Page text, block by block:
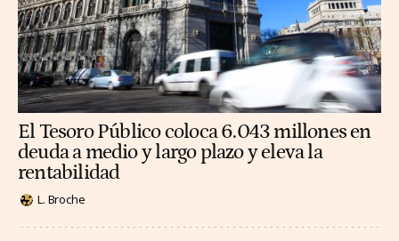
El Tesoro Público coloca 6.043 millones en
deuda a medio y largo plazo y eleva la
rentabilidad
L. Broche